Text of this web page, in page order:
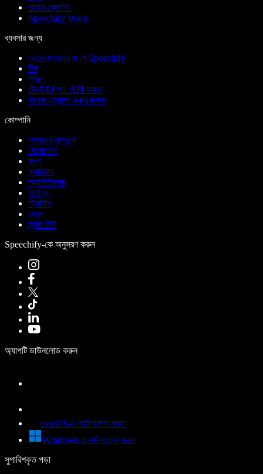
ভয়েস ক্লোনিং
Speechify Work
ব্যবসার জন্য
ডেভেলপারদের জন্য Speechify
টিম
শিক্ষা
টেক্সট টু স্পিচ API ডকস
ভয়েস এজেন্টস API ডকস
কোম্পানি
আমাদের সম্পর্কে
যোগাযোগ
ব্লগ
ক্যারিয়ার
অ্যাফিলিয়েট
সাহায্য
স্ট্যাটাস
প্রেস
ব্র্যান্ড কিট
Speechify-কে অনুসরণ করুন
অ্যাপটি ডাউনলোড করুন
macOS-এ ডাউনলোড করুন
Windows-এ ডাউনলোড করুন
সুপারিশকৃত পড়া